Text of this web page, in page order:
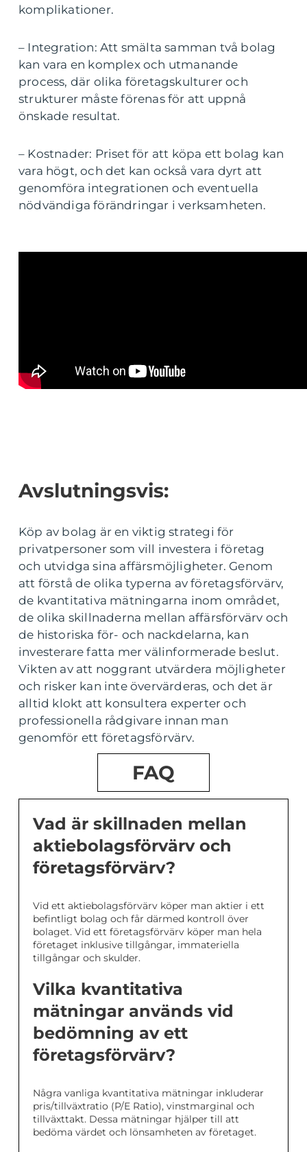
komplikationer.
– Integration: Att smälta samman två bolag
kan vara en komplex och utmanande
process, där olika företagskulturer och
strukturer måste förenas för att uppnå
önskade resultat.
– Kostnader: Priset för att köpa ett bolag kan
vara högt, och det kan också vara dyrt att
genomföra integrationen och eventuella
nödvändiga förändringar i verksamheten.
Avslutningsvis:
Köp av bolag är en viktig strategi för
privatpersoner som vill investera i företag
och utvidga sina affärsmöjligheter. Genom
att förstå de olika typerna av företagsförvärv,
de kvantitativa mätningarna inom området,
de olika skillnaderna mellan affärsförvärv och
de historiska för- och nackdelarna, kan
investerare fatta mer välinformerade beslut.
Vikten av att noggrant utvärdera möjligheter
och risker kan inte övervärderas, och det är
alltid klokt att konsultera experter och
professionella rådgivare innan man
genomför ett företagsförvärv.
FAQ
Vad är skillnaden mellan
aktiebolagsförvärv och
företagsförvärv?
Vid ett aktiebolagsförvärv köper man aktier i ett
befintligt bolag och får därmed kontroll över
bolaget. Vid ett företagsförvärv köper man hela
företaget inklusive tillgångar, immateriella
tillgångar och skulder.
Vilka kvantitativa
mätningar används vid
bedömning av ett
företagsförvärv?
Några vanliga kvantitativa mätningar inkluderar
pris/tillväxtratio (P/E Ratio), vinstmarginal och
tillväxttakt. Dessa mätningar hjälper till att
bedöma värdet och lönsamheten av företaget.